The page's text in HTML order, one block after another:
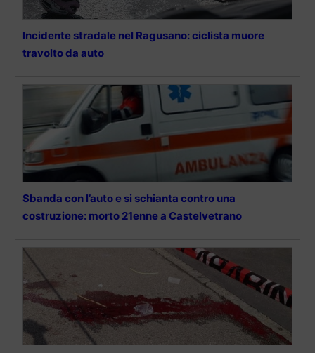
Incidente stradale nel Ragusano: ciclista muore
travolto da auto
Sbanda con l’auto e si schianta contro una
costruzione: morto 21enne a Castelvetrano